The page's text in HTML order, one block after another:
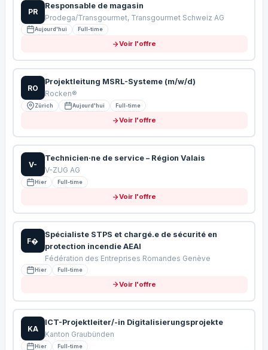
PR
Responsable de magasin
Prodega/Transgourmet, Transgourmet Schweiz AG
Aujourd'hui Full-time
Voir l'offre
RO
Projektleitung MSRL-Systeme (m/w/d)
Rocken®
Zürich Aujourd'hui Full-time
Voir l'offre
V-
Technicien·ne de service – Région Valais
V-ZUG AG
Hier Full-time
Voir l'offre
F�
Spécialiste STPS et chargé.e de sécurité en
protection incendie AEAI
Fédération des Entreprises Romandes Genève
Hier Full-time
Voir l'offre
KA
ICT-Projektleiter/-in Digitalisierungsprojekte
Kanton Graubünden
Hier Full-time